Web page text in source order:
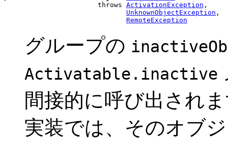
                       throws
ActivationException ,
UnknownObjectException ,
RemoteException
グループの
Activatable.inactive
間接的に呼び出され
実装では、そのオブ